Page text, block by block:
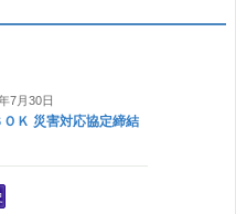
7月30日
Ｋ 災害対応協定締結